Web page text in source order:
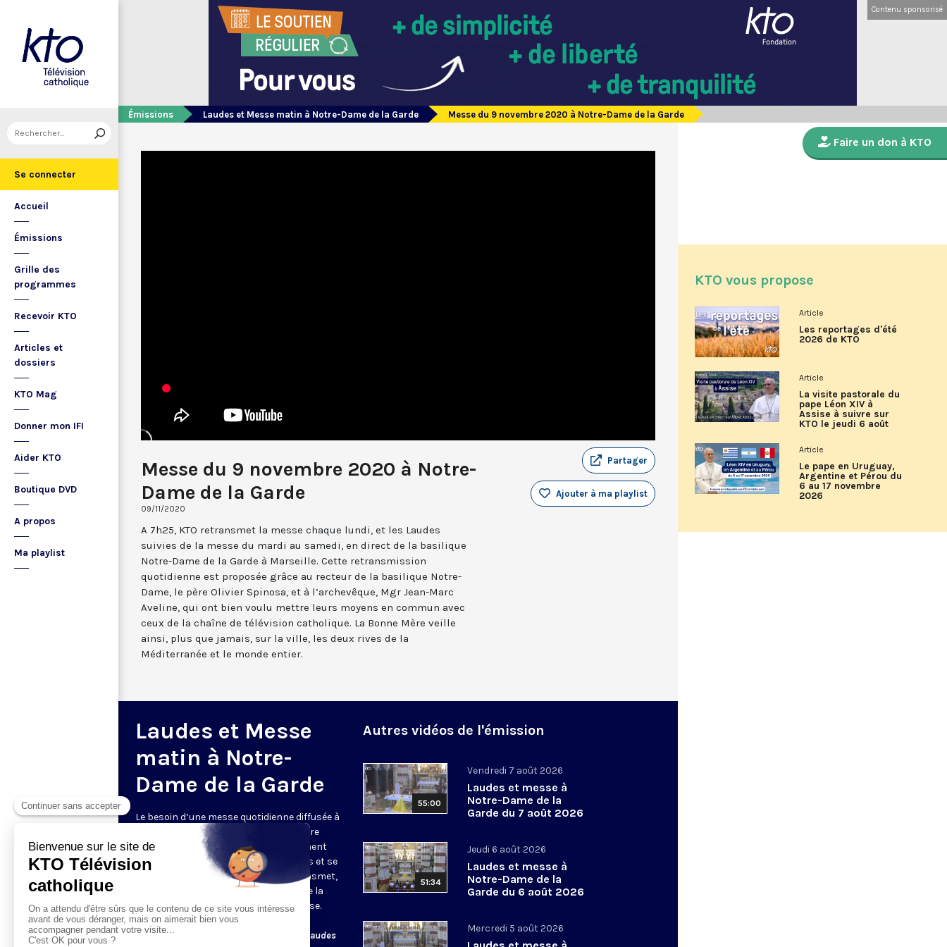
Se connecter
Accueil
Émissions
Grille des
programmes
Recevoir KTO
Articles et
dossiers
KTO Mag
Donner mon IFI
Aider KTO
Boutique DVD
A propos
Ma playlist
Contenu sponsorisé
Émissions Laudes et Messe matin à Notre-Dame de la Garde Messe du 9 novembre 2020 à Notre-Dame de la Garde
Messe du 9 novembre 2020 à Notre-
Dame de la Garde
09/11/2020
Partager
Ajouter à ma playlist
A 7h25, KTO retransmet la messe chaque lundi, et les Laudes
suivies de la messe du mardi au samedi, en direct de la basilique
Notre-Dame de la Garde à Marseille. Cette retransmission
quotidienne est proposée grâce au recteur de la basilique Notre-
Dame, le père Olivier Spinosa, et à l’archevêque, Mgr Jean-Marc
Aveline, qui ont bien voulu mettre leurs moyens en commun avec
ceux de la chaîne de télévision catholique. La Bonne Mère veille
ainsi, plus que jamais, sur la ville, les deux rives de la
Méditerranée et le monde entier.
Laudes et Messe
matin à Notre-
Dame de la Garde
Le besoin d’une messe quotidienne diffusée à
la télévision a été exprimé d’une manière
encore plus forte pendant le confinement
dans de nombreux pays francophones et se
maintient depuis la reprise. KTO retransmet,
en direct de la basilique Notre-Dame de la
Garde, à Marseille, les laudes et la messe.
Le lundi à 7h25, la messe
Du mardi au samedi à 7h25, messe avec laudes
Autres vidéos de l'émission
55:00
Vendredi 7 août 2026
Laudes et messe à
Notre-Dame de la
Garde du 7 août 2026
51:34
Jeudi 6 août 2026
Laudes et messe à
Notre-Dame de la
Garde du 6 août 2026
Mercredi 5 août 2026
Faire un don à KTO
KTO vous propose
Article
Les reportages d'été
2026 de KTO
Article
La visite pastorale du
pape Léon XIV à
Assise à suivre sur
KTO le jeudi 6 août
Article
Le pape en Uruguay,
Argentine et Pérou du
6 au 17 novembre
2026